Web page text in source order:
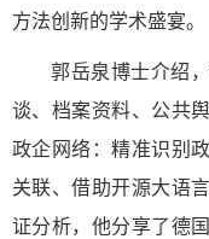
方法创新的学术盛宴。
郭岳泉博士介绍
谈、档案资料、公共
政企网络：精准识别
关联、借助开源大语
证分析，他分享了德